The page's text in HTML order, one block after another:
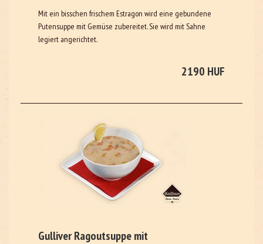
Mit ein bisschen frischem Estragon wird eine gebundene
Putensuppe mit Gemüse zubereitet. Sie wird mit Sahne
legiert angerichtet.
2190 HUF
Gulliver Ragoutsuppe mit